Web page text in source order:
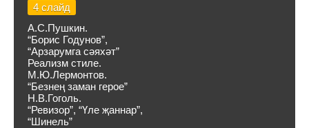
4 слайд
А.С.Пушкин.
“Борис Годунов”,
“Арзарумга сәяхәт”
Реализм стиле.
М.Ю.Лермонтов.
“Безнең заман герое”
Н.В.Гоголь.
“Ревизор”, “Үле җаннар”,
“Шинель”